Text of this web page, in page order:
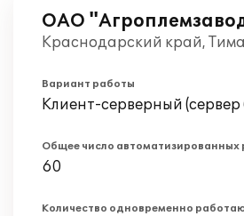
ОАО
Краснодарский край,
Вариант работы
Клиент-серверный
Общее число автоматизированных
60
Количество одновременно